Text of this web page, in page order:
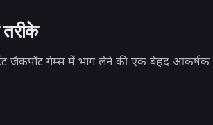
जैकपॉट गेम्स में भाग लेने की एक बेहद आकर्षक